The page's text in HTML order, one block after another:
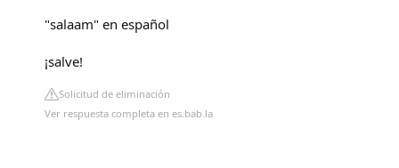
"salaam" en español
¡salve!
Solicitud de eliminación
Ver respuesta completa en es.bab.la